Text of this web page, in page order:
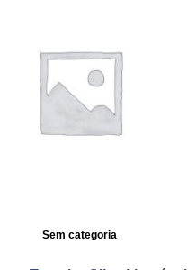
Sem categoria